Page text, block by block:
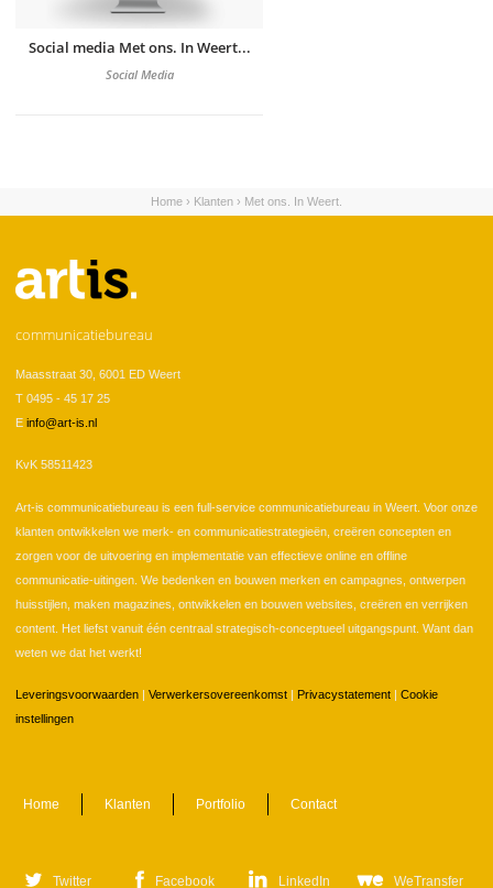
Social media Met ons. In Weert...
Social Media
U bent hier
Home › Klanten › Met ons. In Weert.
communicatiebureau
Maasstraat 30, 6001 ED Weert
T 0495 - 45 17 25
E info@art-is.nl
KvK 58511423
Art-is communicatiebureau is een full-service communicatiebureau in Weert. Voor onze
klanten ontwikkelen we merk- en communicatiestrategieën, creëren concepten en
zorgen voor de uitvoering en implementatie van effectieve online en offline
communicatie-uitingen. We bedenken en bouwen merken en campagnes, ontwerpen
huisstijlen, maken magazines, ontwikkelen en bouwen websites, creëren en verrijken
content. Het liefst vanuit één centraal strategisch-conceptueel uitgangspunt. Want dan
weten we dat het werkt!
Leveringsvoorwaarden Verwerkersovereenkomst Privacystatement
Cookie
instellingen
Home Klanten Portfolio Contact
Twitter Facebook LinkedIn WeTransfer